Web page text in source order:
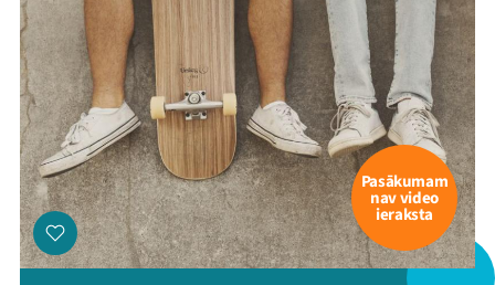
Veikals
Kontakti
Pasākumam
nav video
ieraksta